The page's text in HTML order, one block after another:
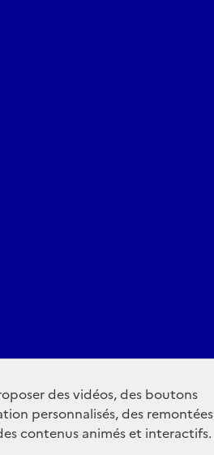
des vidéos, des boutons
personnalisés, des remontées
contenus animés et interactifs.